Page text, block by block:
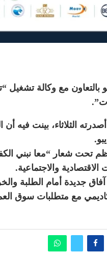
تحت شعار “معا نبني
والاجتماعية.
جديدة أمام الطلبة
مع متطلبات سوق